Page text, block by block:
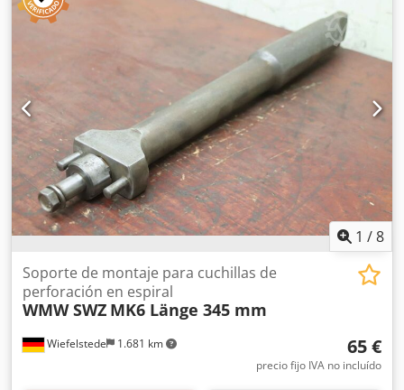
taladro, brocas helicoidales -Portaherramientas de
encastre: 3 unidades para sujeción de herramientas -
Alojamiento: MK5 -Longitud: 345 mm Dcedpfx
Aeucmqdsiisk -Medidas: ver fotos -Entrega/Precio: solo
como conjunto completo -Dimensiones de transporte:
345/240/Alto 40 mm -Peso: 9,9 kg
1 /8
Wiefelstede 1.681 km
Soporte de montaje para cuchillas de
perforación en espiral
WMW SWZ MK6 Länge 345 mm
65 €
precio fijo IVA no incluído